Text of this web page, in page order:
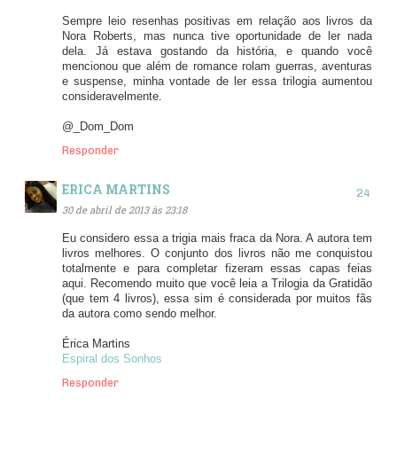
Sempre leio resenhas positivas em relação aos livros da
Nora Roberts, mas nunca tive oportunidade de ler nada
dela. Já estava gostando da história, e quando você
mencionou que além de romance rolam guerras, aventuras
e suspense, minha vontade de ler essa trilogia aumentou
consideravelmente.
@_Dom_Dom
Responder
ERICA MARTINS
30 de abril de 2013 às 23:18
Eu considero essa a trigia mais fraca da Nora. A autora tem
livros melhores. O conjunto dos livros não me conquistou
totalmente e para completar fizeram essas capas feias
aqui. Recomendo muito que você leia a Trilogia da Gratidão
(que tem 4 livros), essa sim é considerada por muitos fãs
da autora como sendo melhor.
Érica Martins
Espiral dos Sonhos
Responder